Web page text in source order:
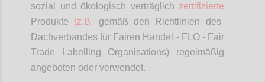
sozial und ökologisch verträglich zertifizierte
Produkte (z.B. gemäß den Richtlinien des
Dachverbandes für Fairen Handel - FLO - Fair
Trade
Labelling Organisations) regelmäßig
angeboten oder verwendet.